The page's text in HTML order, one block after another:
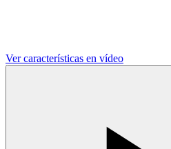
Ver características en vídeo